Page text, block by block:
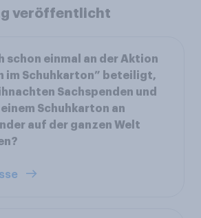
veröffentlicht
schon einmal an der Aktion
im Schuhkarton” beteiligt,
Sachspenden und
Schuhkarton an
auf der ganzen Welt